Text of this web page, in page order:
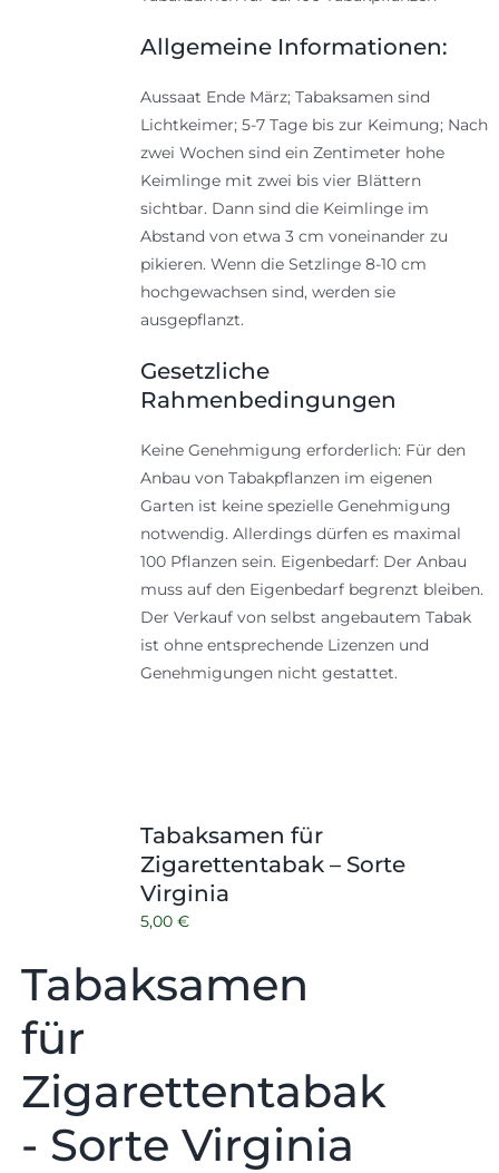
Allgemeine Informationen:
Aussaat Ende März; Tabaksamen sind
Lichtkeimer; 5-7 Tage bis zur Keimung; Nach
zwei Wochen sind ein Zentimeter hohe
Keimlinge mit zwei bis vier Blättern
sichtbar. Dann sind die Keimlinge im
Abstand von etwa 3 cm voneinander zu
pikieren. Wenn die Setzlinge 8-10 cm
hochgewachsen sind, werden sie
ausgepflanzt.
Gesetzliche
Rahmenbedingungen
Keine Genehmigung erforderlich: Für den
Anbau von Tabakpflanzen im eigenen
Garten ist keine spezielle Genehmigung
notwendig. Allerdings dürfen es maximal
100 Pflanzen sein. Eigenbedarf: Der Anbau
muss auf den Eigenbedarf begrenzt bleiben.
Der Verkauf von selbst angebautem Tabak
ist ohne entsprechende Lizenzen und
Genehmigungen nicht gestattet.
Tabaksamen für
Zigarettentabak – Sorte
Virginia
5,00 €
Tabaksamen
für
Zigarettentabak
- Sorte Virginia